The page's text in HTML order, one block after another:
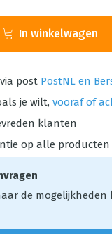
In winkelwagen
post PostNL en
je wilt, vooraf of
klanten
op alle producten
de mogelijkheden